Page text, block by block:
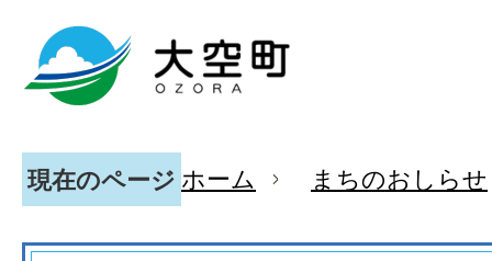
現在のページ ホーム まちのおしらせ